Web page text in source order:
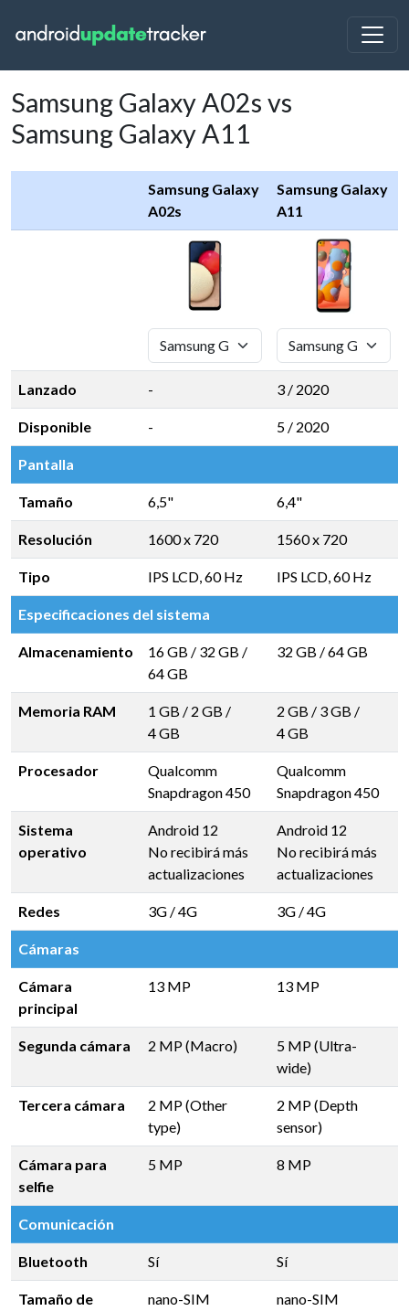
Samsung Galaxy A02s vs
Samsung Galaxy A11
Samsung Galaxy
A02s
Samsung Galaxy
A11
Lanzado - 3 / 2020
Disponible - 5 / 2020
Pantalla
Tamaño 6,5" 6,4"
Resolución 1600 x 720 1560 x 720
Tipo IPS LCD, 60 Hz IPS LCD, 60 Hz
Especificaciones del sistema
Almacenamiento 16 GB / 32 GB /
64 GB
32 GB /64 GB
Memoria RAM 1 GB / 2 GB /
4 GB
2 GB / 3 GB /
4 GB
Procesador
Qualcomm
Snapdragon 450
Qualcomm
Snapdragon 450
Sistema
operativo
Android 12
No recibirá más
actualizaciones
Android 12
No recibirá más
actualizaciones
Redes 3G / 4G 3G / 4G
Cámaras
Cámara
principal
13 MP 13 MP
Segunda cámara 2 MP (Macro)
5 MP (Ultra-
wide)
Tercera cámara
2 MP (Other
type)
2 MP (Depth
sensor)
Cámara para
selfie
5 MP 8 MP
Comunicación
Bluetooth Sí Sí
Tamaño de
nano-SIM nano-SIM